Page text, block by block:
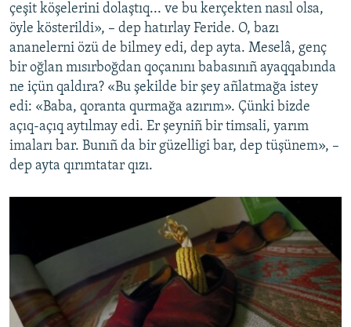
çeşit köşelerini dolaştıq... ve bu kerçekten nasıl olsa,
öyle kösterildi», – dep hatırlay Feride. O, bazı
ananelerni özü de bilmey edi, dep ayta. Meselâ, genç
bir oğlan mısırboğdan qoçanını babasınıñ ayaqqabında
ne içün qaldıra? «Bu şekilde bir şey añlatmağa istey
edi: «Baba, qoranta qurmağa azırım». Çünki bizde
açıq-açıq aytılmay edi. Er şeyniñ bir timsali, yarım
imaları bar. Bunıñ da bir güzelligi bar, dep tüşünem», –
dep ayta qırımtatar qızı.